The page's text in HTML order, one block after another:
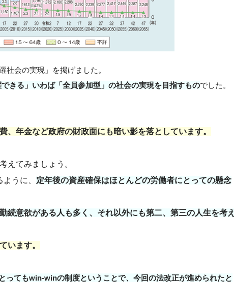
社会の実現」を掲げました。
きる」いわば「全員参加型」の社会の実現を目指すものでした。
年金など政府の財政面にも暗い影を落としています。
えてみましょう。
うに、 定年後の資産確保はほとんどの労働者にとっての懸念
続意欲がある人も多く、それ以外にも第二、第三の人生を考え
います。
ってもwin-winの制度ということで、今回の法改正が進められたと